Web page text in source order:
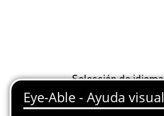
Selección de idioma